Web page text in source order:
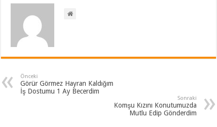
Önceki
Görür Görmez Hayran Kaldığım
İş Dostumu 1 Ay Becerdim
Sonraki
Komşu Kızını Konutumuzda
Mutlu Edip Gönderdim